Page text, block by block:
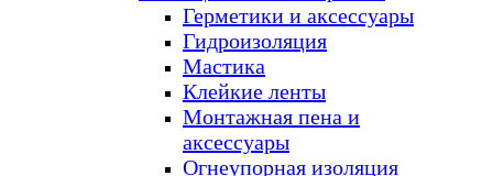
Герметики и аксессуары
Гидроизоляция
Мастика
Клейкие ленты
Монтажная пена и
аксессуары
Огнеупорная изоляция